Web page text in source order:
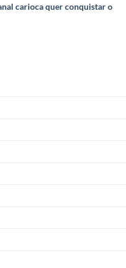
carioca quer conquistar o